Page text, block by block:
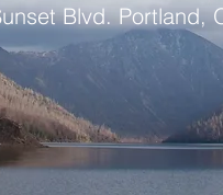
Blvd. Portland,